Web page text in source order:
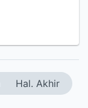
Hal. Akhir